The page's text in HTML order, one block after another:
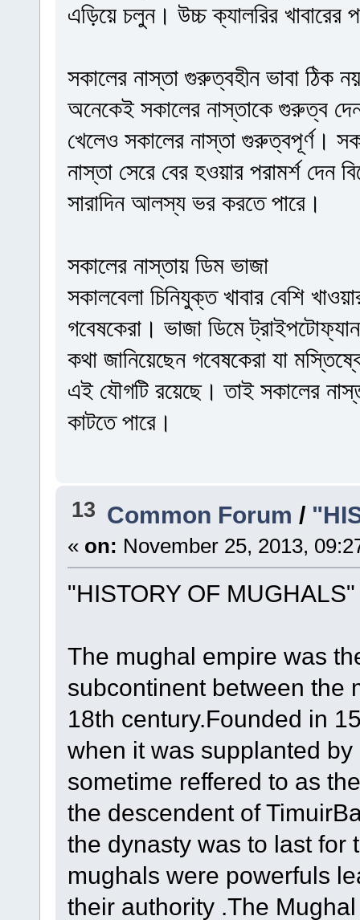
এড়িয়ে চলুন। উচ্চ ক্যালরির খাবারের
সকালের নাস্তা গুরুত্বহীন ভাবা ঠিক নয়
অনেকেই সকালের নাস্তাকে গুরুত্ব
খেলেও সকালের নাস্তা গুরুত্বপূর্ণ।
নাস্তা সেরে বের হওয়ার পরামর্শ দেন
সারাদিন আলস্য ভর করতে পারে।
সকালের নাস্তায় ডিম ভাজা
সকালবেলা চিনিযুক্ত খাবার বেশি
গবেষকেরা। ভাজা ডিমে
কথা জানিয়েছেন গবেষকেরা যা
এই যৌগটি রয়েছে। তাই সকালের
কাটতে পারে।
13 Common Forum /
« on: November 25, 2013,
"HISTORY OF MUGHALS"
The mughal empire was
subcontinent between the
18th century.Founded in
when it was supplanted
sometime reffered to as
the descendent of
the dynasty was to last for
mughals were powerfuls
their authority .The